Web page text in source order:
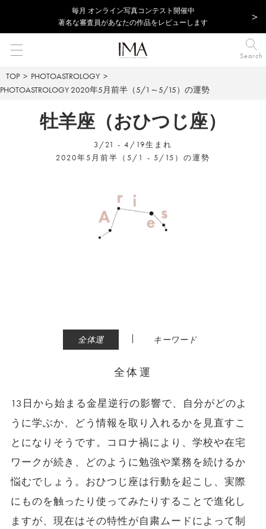
毎⽉ オンライン写真コンテスト開催中
著名な審査員があなたの作品をレビューします
Search
TOP
PHOTOASTROLOGY
PHOTOASTROLOGY 2020年5月前半（5/1～5/15）の運勢
牡羊座（おひつじ座）
3/21 - 4/19生まれ
2020年5月前半（5/1 - 5/15）の運勢
全体運 | キーワード
全体運
13日から始まる金星逆行の影響で、自分がどのよ
うに学ぶか、どう情報を取り入れるかを見直すこ
とになりそうです。コロナ禍により、学校や在宅
ワークが続き、どのように勉強や業務を続けるか
悩むでしょう。おひつじ座は行動を起こし、実際
にものを触ったり使ってみたりすることで進化し
ますが、現在はその特性が自粛ムードによって制